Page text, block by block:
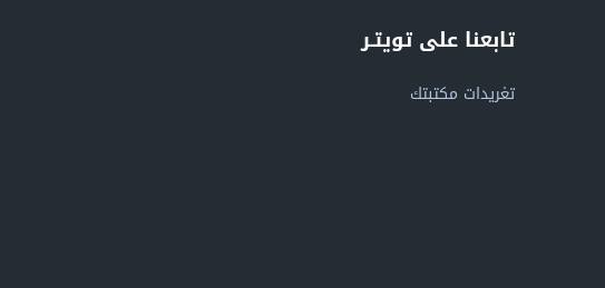
تابعنا على تويتـر
تغريدات مكتبتك